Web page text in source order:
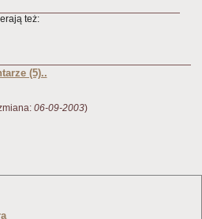
też:
(5)..
06-09-2003)